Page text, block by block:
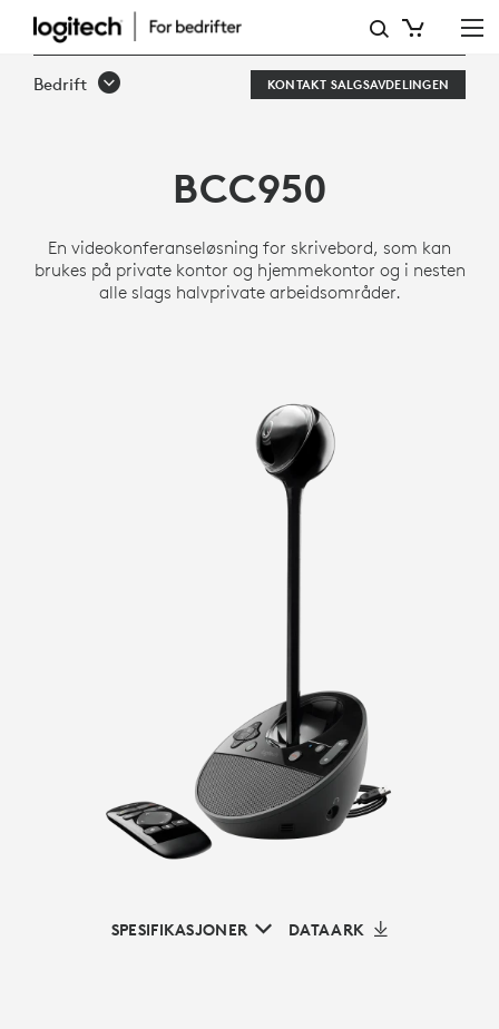
LOGITECH
BCC950
WEBKAMERA
OG
HØYTTALERTELEFON
Bedrift KONTAKT SALGSAVDELINGEN
BCC950
En videokonferanseløsning for skrivebord, som kan
brukes på private kontor og hjemmekontor og i nesten
alle slags halvprivate arbeidsområder.
SPESIFIKASJONER DATAARK